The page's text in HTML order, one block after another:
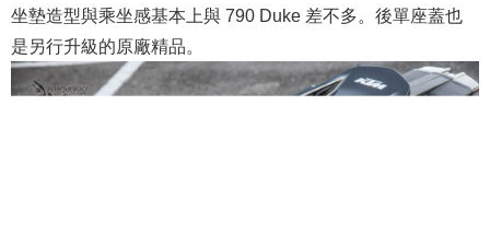
坐墊造型與乘坐感基本上與 790 Duke 差不多。後單座蓋也
是另行升級的原廠精品。